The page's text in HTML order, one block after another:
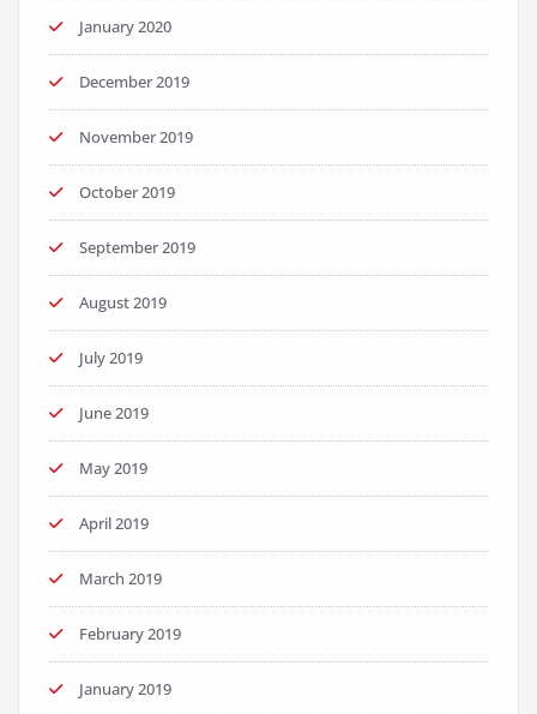
January 2020
December 2019
November 2019
October 2019
September 2019
August 2019
July 2019
June 2019
May 2019
April 2019
March 2019
February 2019
January 2019